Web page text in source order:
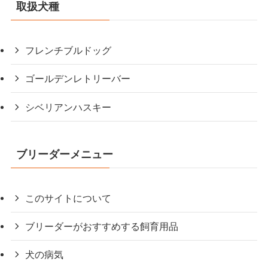
取扱犬種
フレンチブルドッグ
ゴールデンレトリーバー
シベリアンハスキー
ブリーダーメニュー
このサイトについて
ブリーダーがおすすめする飼育用品
犬の病気